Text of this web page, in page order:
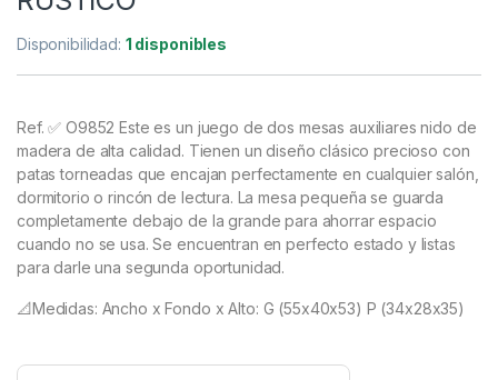
Disponibilidad: 1 disponibles
Ref. ✅ O9852 Este es un juego de dos mesas auxiliares nido de
madera de alta calidad. Tienen un diseño clásico precioso con
patas torneadas que encajan perfectamente en cualquier salón,
dormitorio o rincón de lectura. La mesa pequeña se guarda
completamente debajo de la grande para ahorrar espacio
cuando no se usa. Se encuentran en perfecto estado y listas
para darle una segunda oportunidad.
📐Medidas: Ancho x Fondo x Alto: G (55x40x53) P (34x28x35)